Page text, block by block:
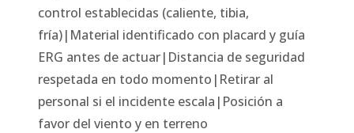
control establecidas (caliente, tibia,
fría)|Material identificado con placard y guía
ERG antes de actuar|Distancia de seguridad
respetada en todo momento|Retirar al
personal si el incidente escala|Posición a
favor del viento y en terreno